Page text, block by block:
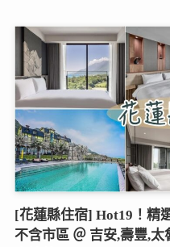
[花蓮縣住宿] Hot19！精
不含市區 ＠ 吉安,壽豐,